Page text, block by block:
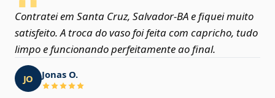
Contratei em Santa Cruz, Salvador‑BA e fiquei muito
satisfeito. A troca do vaso foi feita com capricho, tudo
limpo e funcionando perfeitamente ao final.
JO Jonas O.